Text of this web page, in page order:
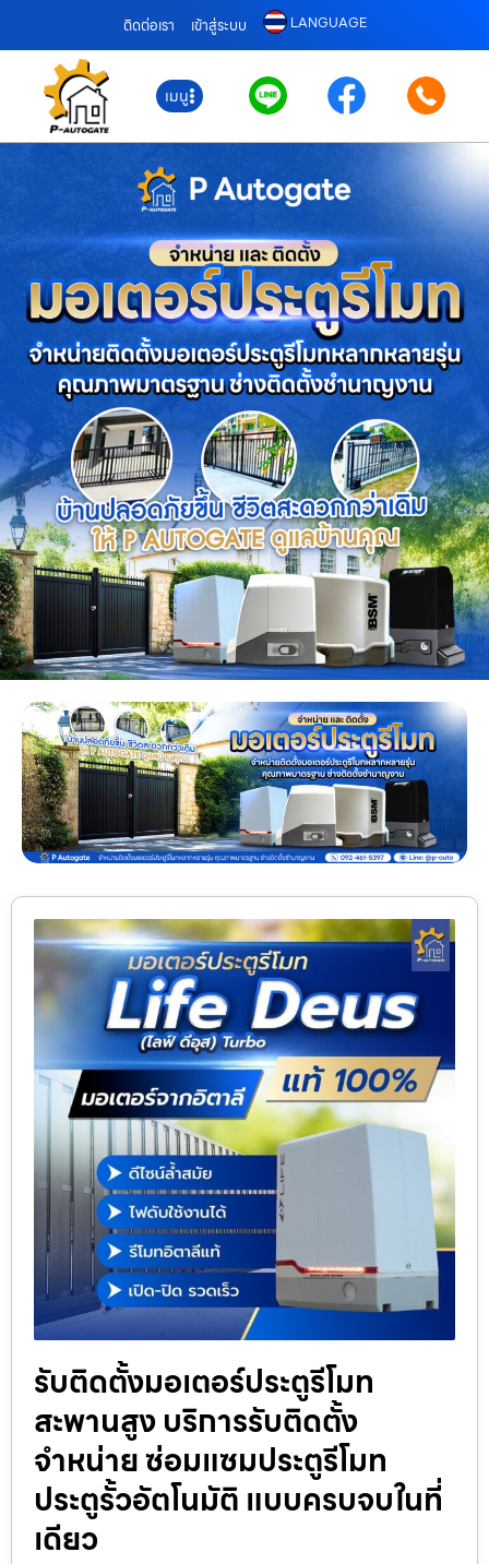
ติดต่อเรา เข้าสู่ระบบ LANGUAGE
เมนู
รับติดตั้งมอเตอร์ประตูรีโมท
สะพานสูง บริการรับติดตั้ง
จำหน่าย ซ่อมแซมประตูรีโมท
ประตูรั้วอัตโนมัติ แบบครบจบในที่
เดียว